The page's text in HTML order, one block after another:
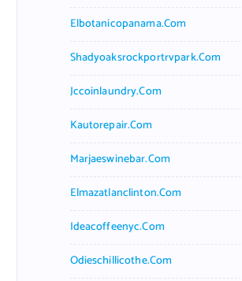
Elbotanicopanama.com
Shadyoaksrockportrvpark.com
Jccoinlaundry.com
Kautorepair.com
Marjaeswinebar.com
Elmazatlanclinton.com
Ideacoffeenyc.com
Odieschillicothe.com